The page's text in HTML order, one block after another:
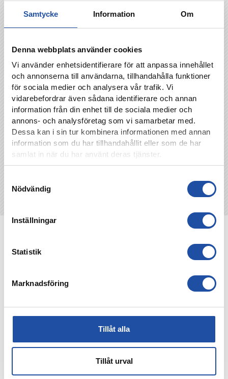
Samtycke Information Om
Denna webbplats använder cookies
Vi använder enhetsidentifierare för att anpassa innehållet
och annonserna till användarna, tillhandahålla funktioner
för sociala medier och analysera vår trafik. Vi
vidarebefordrar även sådana identifierare och annan
information från din enhet till de sociala medier och
annons- och analysföretag som vi samarbetar med.
Dessa kan i sin tur kombinera informationen med annan
information som du har tillhandahållit eller som de har
samlat in när du har använt deras tjänster.
Nödvändig
Inställningar
Statistik
Marknadsföring
Tillåt alla
Tillåt urval
Klicka här för att teckna abonnemang hos
Jimmy Åkesson
jimmy.a.akesson@gmail.com
TILLBAKA